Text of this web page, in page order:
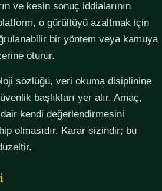
ve kesin sonuç iddialarının
o gürültüyü azaltmak için
bir yöntem veya kamuya
oturur.
sözlüğü, veri okuma disiplinine
başlıkları yer alır. Amaç,
kendi değerlendirmesini
olmasıdır. Karar sizindir; bu